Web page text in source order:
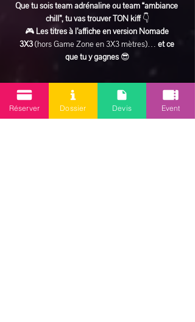
Que tu sois team adrénaline ou team “ambiance
chill”, tu vas trouver TON kiff 👇
🎮 Les titres à l’affiche en version Nomade
3X3 (hors Game Zone en 3X3 mètres)… et ce
que tu y gagnes 😎
En lire plus >
Réserver Dossier Devis Event